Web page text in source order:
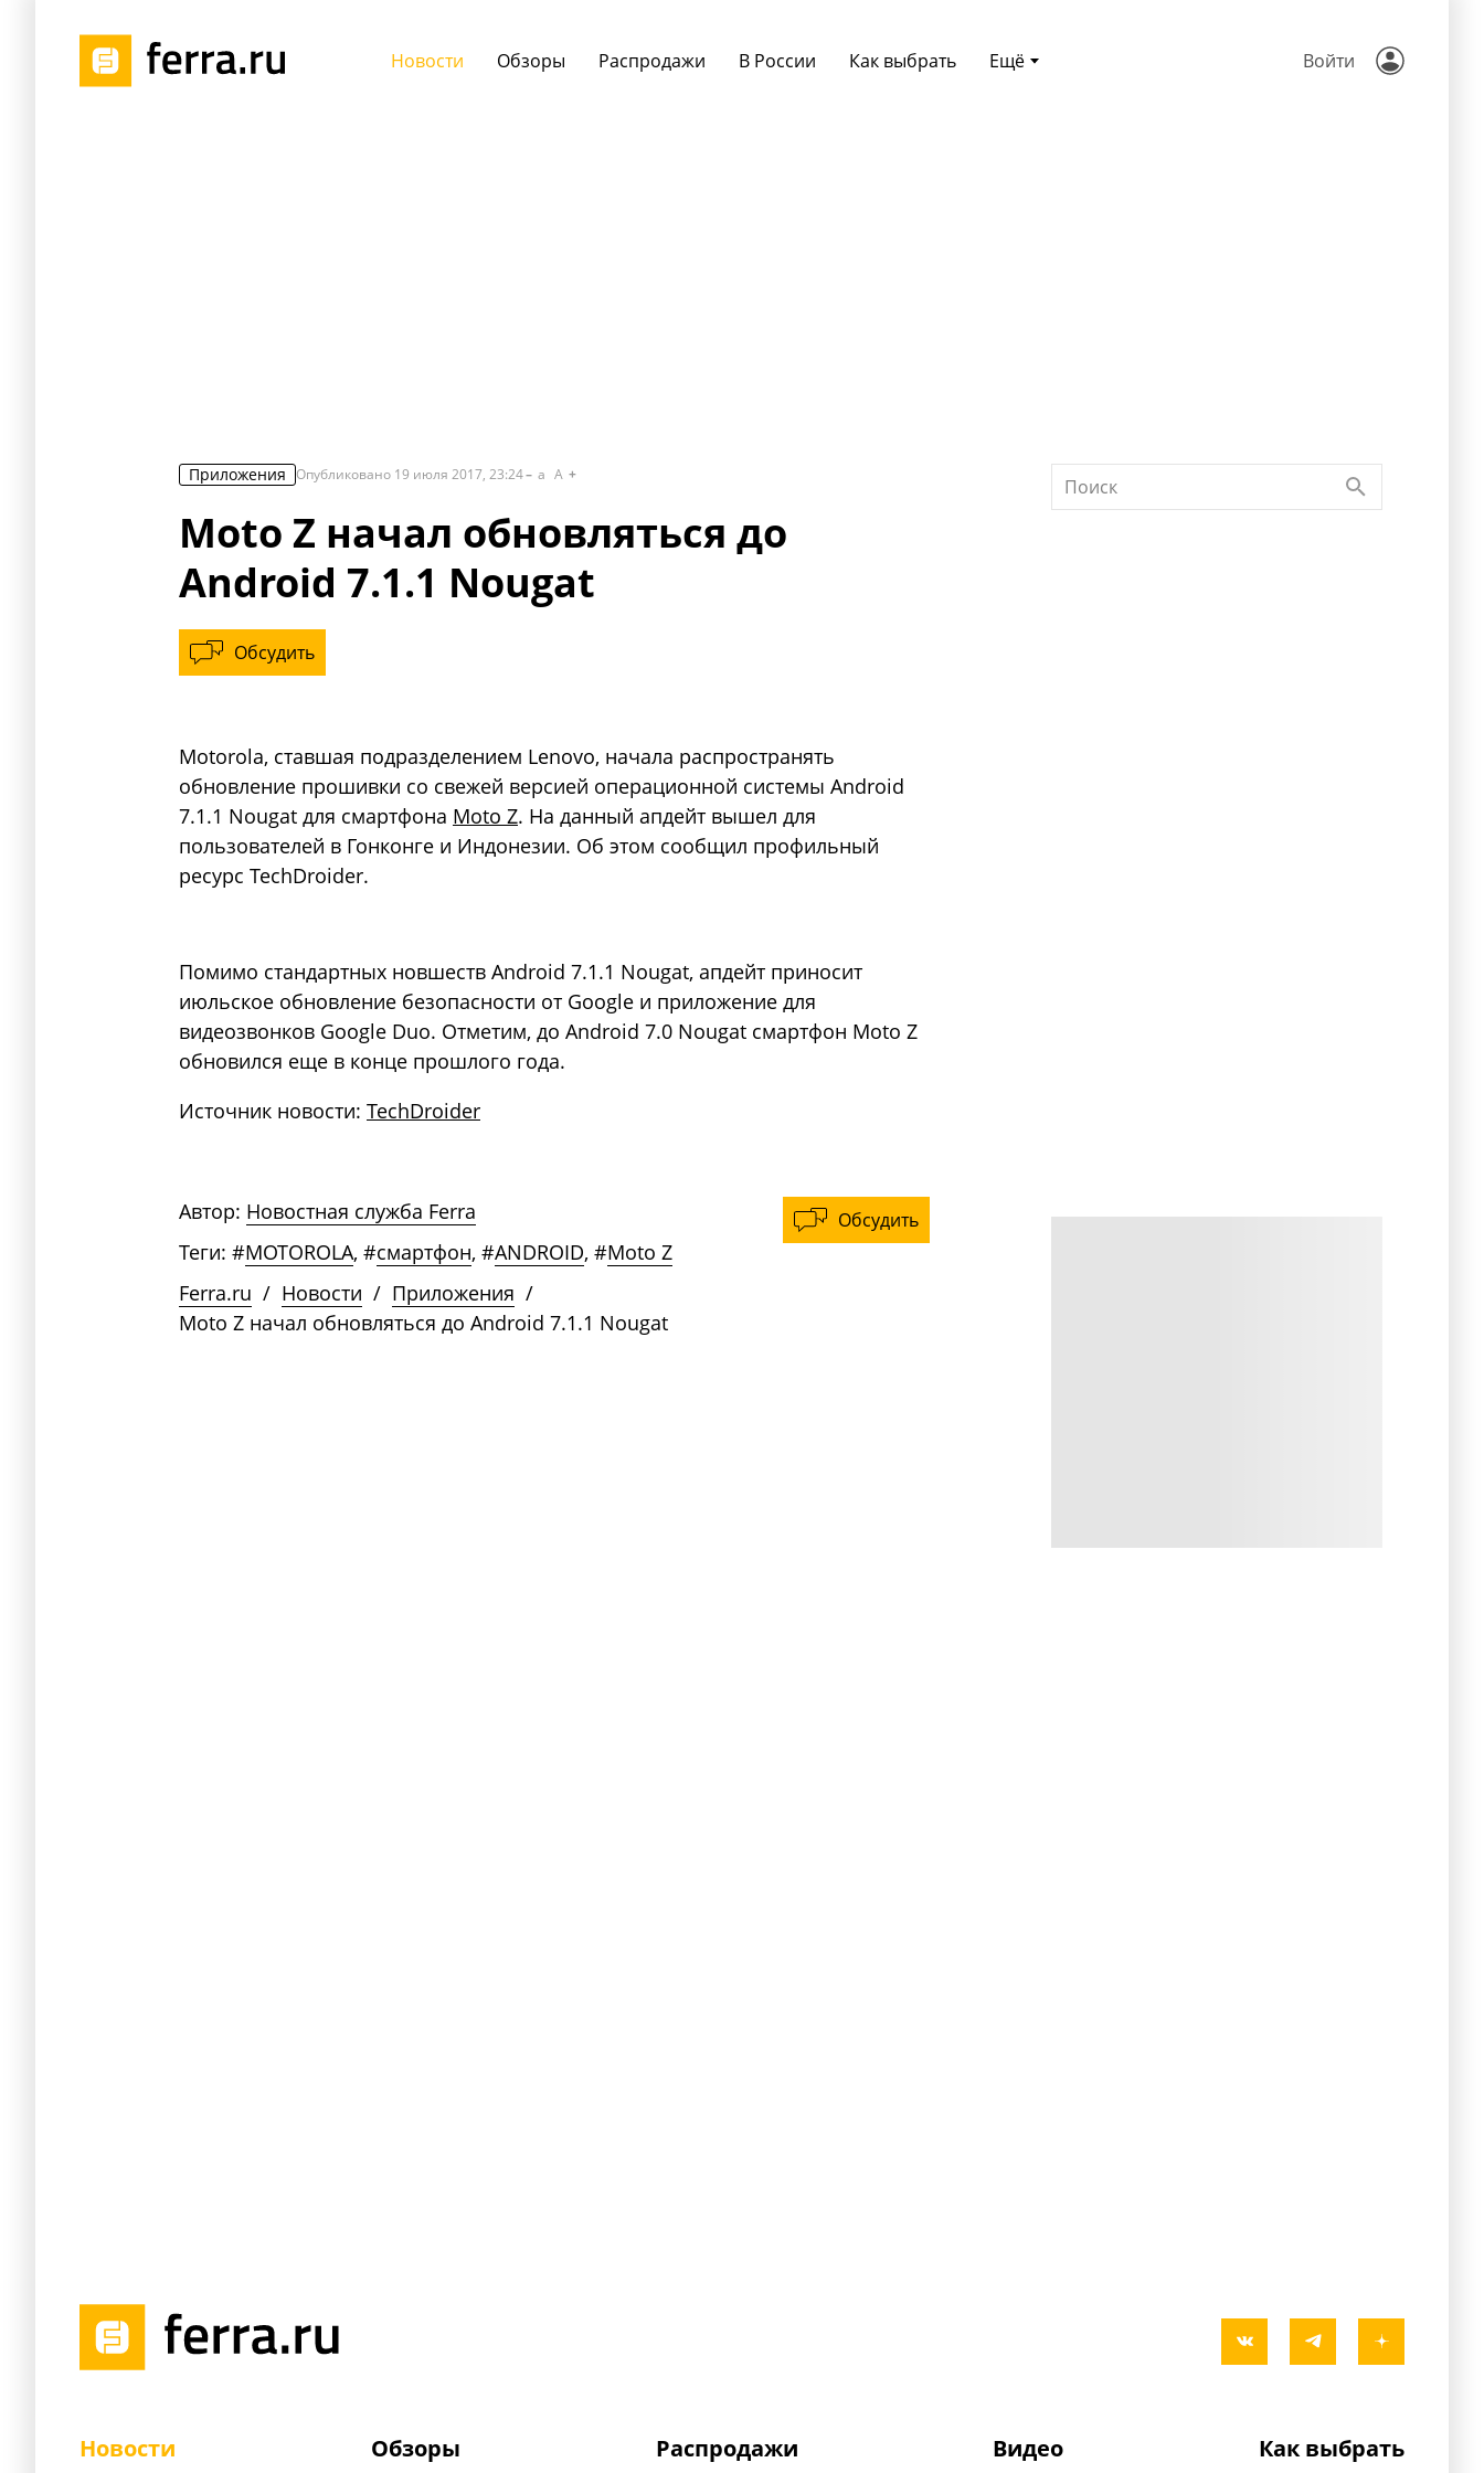
Ещё
Новости Обзоры Распродажи В России Как выбрать Войти
Приложения Опубликовано 19 июля 2017, 23:24 a A
Moto Z начал обновляться до
Android 7.1.1 Nougat
Обсудить
Motorola, ставшая подразделением Lenovo, начала распространять
обновление прошивки со свежей версией операционной системы Android
7.1.1 Nougat для смартфона Moto Z. На данный апдейт вышел для
пользователей в Гонконге и Индонезии. Об этом сообщил профильный
ресурс TechDroider.
Помимо стандартных новшеств Android 7.1.1 Nougat, апдейт приносит
июльское обновление безопасности от Google и приложение для
видеозвонков Google Duo. Отметим, до Android 7.0 Nougat смартфон Moto Z
обновился еще в конце прошлого года.
Источник новости: TechDroider
Обсудить
Автор: Новостная служба Ferra
Теги: #MOTOROLA, #смартфон, #ANDROID, #Moto Z
Ferra.ru / Новости / Приложения /
Moto Z начал обновляться до Android 7.1.1 Nougat
Новости Обзоры Распродажи Видео Как выбрать